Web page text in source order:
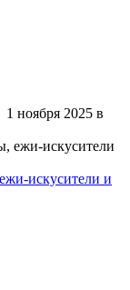
1 ноября 2025 в
искусители и